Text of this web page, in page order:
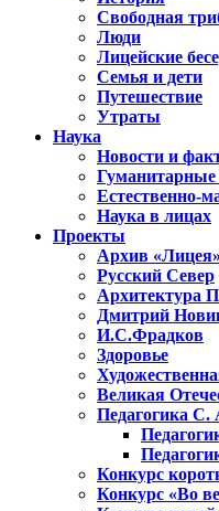
Свободная
Люди
Лицейские
Семья и дети
Путешествие
Утраты
Наука
Новости и
Гуманитарные
Естественно-
Наука в лицах
Проекты
Архив
Русский Север
Архитектура
Дмитрий
И.С.Фрадков
Здоровье
Великая
Педагогика С.
Конкурс
Конкурс «Во